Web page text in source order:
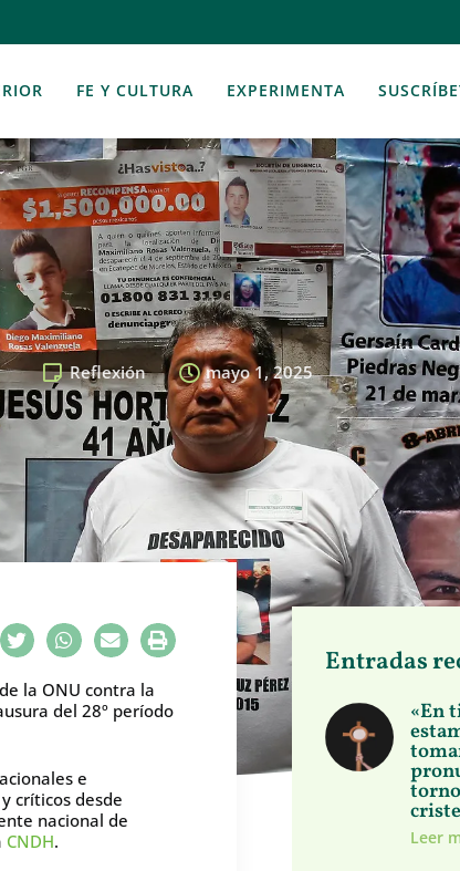
FE Y CULTURA EXPERIMENTA
Reflexión mayo 1, 2025
la ONU contra la
del 28º período
e
críticos desde
nacional de
CNDH.
Entradas
«En
Leer